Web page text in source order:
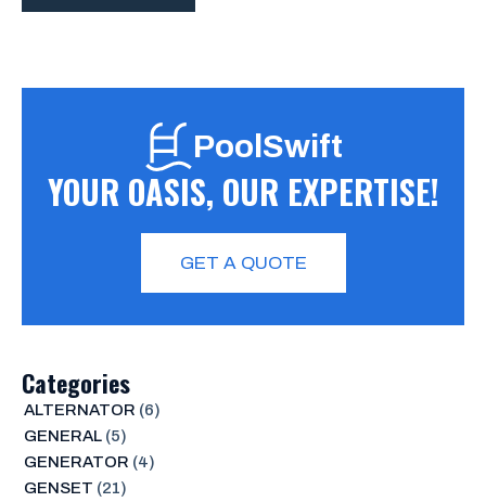
PoolSwift
YOUR OASIS, OUR EXPERTISE!
GET A QUOTE
Categories
ALTERNATOR (6)
GENERAL(5)
GENERATOR (4)
GENSET (21)